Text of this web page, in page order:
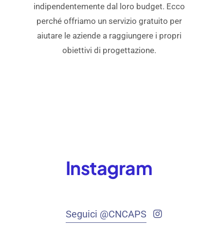
indipendentemente dal loro budget. Ecco
perché offriamo un servizio gratuito per
aiutare le aziende a raggiungere i propri
obiettivi di progettazione.
Instagram
Seguici @CNCAPS